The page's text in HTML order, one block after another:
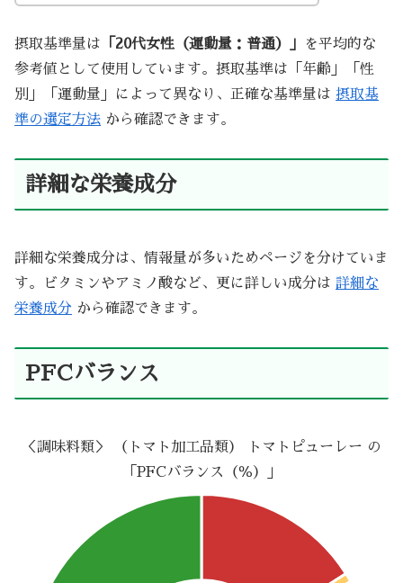
摂取基準量は 「20代女性（運動量：普通）」
を平均的な
参考値として使用しています。摂取基準は「年齢」「性
別」「運動量」によって異なり、正確な基準量は 摂取基
準の選定方法 から確認できます。
詳細な栄養成分
詳細な栄養成分は、情報量が多いためページを分けていま
す。ビタミンやアミノ酸など、更に詳しい成分は 詳細な
栄養成分 から確認できます。
PFCバランス
＜調味料類＞ （トマト加工品類） トマトピューレー の
「PFCバランス（％）」